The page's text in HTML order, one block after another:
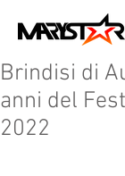
Brindisi di
anni del
2022